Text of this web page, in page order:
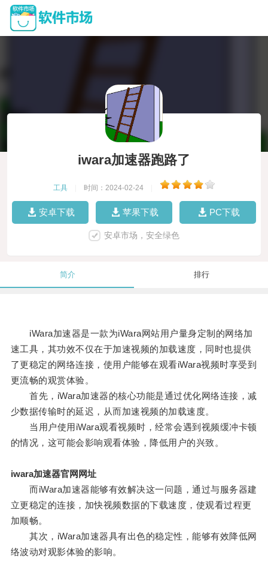
iwara加速器跑路了
工具 时间：2024-02-24
安卓下载 苹果下载 PC下载
安卓市场，安全绿色
简介 排行
iWara加速器是一款为iWara网站用户量身定制的网络加
速工具，其功效不仅在于加速视频的加载速度，同时也提供
了更稳定的网络连接，使用户能够在观看iWara视频时享受到
更流畅的观赏体验。
首先，iWara加速器的核心功能是通过优化网络连接，减
少数据传输时的延迟，从而加速视频的加载速度。
当用户使用iWara观看视频时，经常会遇到视频缓冲卡顿
的情况，这可能会影响观看体验，降低用户的兴致。
iwara加速器官网网址
而iWara加速器能够有效解决这一问题，通过与服务器建
立更稳定的连接，加快视频数据的下载速度，使观看过程更
加顺畅。
其次，iWara加速器具有出色的稳定性，能够有效降低网
络波动对观影体验的影响。